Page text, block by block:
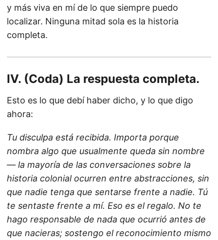
y más viva en mí de lo que siempre puedo
localizar. Ninguna mitad sola es la historia
completa.
IV. (Coda) La respuesta completa.
Esto es lo que debí haber dicho, y lo que digo
ahora:
Tu disculpa está recibida. Importa porque
nombra algo que usualmente queda sin nombre
— la mayoría de las conversaciones sobre la
historia colonial ocurren entre abstracciones, sin
que nadie tenga que sentarse frente a nadie. Tú
te sentaste frente a mí. Eso es el regalo. No te
hago responsable de nada que ocurrió antes de
que nacieras; sostengo el reconocimiento mismo